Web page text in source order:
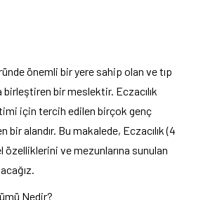
önemli bir yere sahip olan ve tıp
birleştiren bir meslektir. Eczacılık
için tercih edilen birçok genç
alandır. Bu makalede, Eczacılık (4
özelliklerini ve mezunlarına sunulan
Nedir?